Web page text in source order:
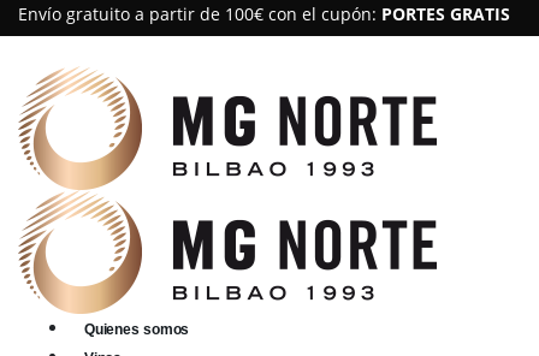
Envío gratuito a partir de 100€ con el cupón: PORTES GRATIS
Quienes somos